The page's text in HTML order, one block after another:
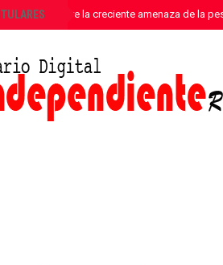
alerta sobre la creciente amenaza de la